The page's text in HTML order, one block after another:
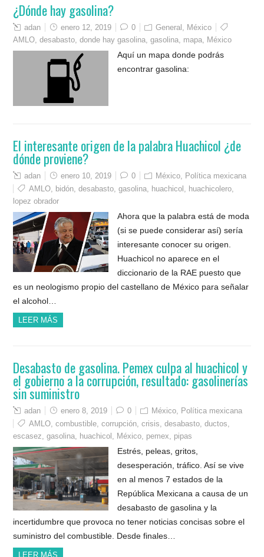
¿Dónde hay gasolina?
adan enero 12, 2019 0 General , México
AMLO,desabasto,donde hay gasolina,gasolina, mapa, México
Aquí un mapa donde podrás
encontrar gasolina:
El interesante origen de la palabra Huachicol ¿de
dónde proviene?
adan enero 10, 2019 0 México, Política mexicana
AMLO, bidón,desabasto,gasolina, huachicol , huachicolero,
lopez obrador
Ahora que la palabra está de moda
(si se puede considerar así) sería
interesante conocer su origen.
Huachicol no aparece en el
diccionario de la RAE puesto que
es un neologismo propio del castellano de México para señalar
el alcohol…
LEER MÁS
Desabasto de gasolina. Pemex culpa al huachicol y
el gobierno a la corrupción, resultado: gasolinerías
sin suministro
adan enero 8, 2019 0 México, Política mexicana
AMLO,combustible,corrupción,crisis,desabasto,ductos,
escasez,gasolina, huachicol , México, pemex, pipas
Estrés, peleas, gritos,
desesperación, tráfico. Así se vive
en al menos 7 estados de la
República Mexicana a causa de un
desabasto de gasolina y la
incertidumbre que provoca no tener noticias concisas sobre el
suministro del combustible. Desde finales…
LEER MÁS